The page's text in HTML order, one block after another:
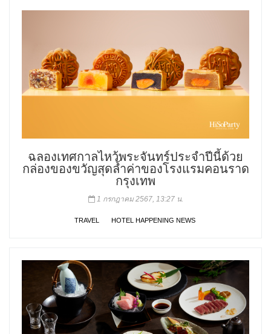
ฉลองเทศกาลไหว้พระจันทร์ประจำปีนี้ด้วย
กล่องของขวัญสุดล้ำค่าของโรงแรมคอนราด
กรุงเทพ
1 กรกฎาคม 2567, 13:27 น.
TRAVEL HOTEL HAPPENING NEWS